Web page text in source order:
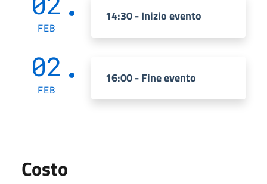
FEB
14:30 - Inizio evento
02
FEB
16:00 - Fine evento
Costo